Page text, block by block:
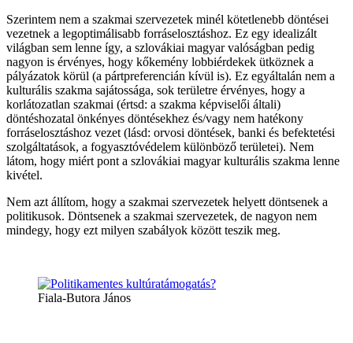
Szerintem nem a szakmai szervezetek minél kötetlenebb döntései
vezetnek a legoptimálisabb forráselosztáshoz. Ez egy idealizált
világban sem lenne így, a szlovákiai magyar valóságban pedig
nagyon is érvényes, hogy kőkemény lobbiérdekek ütköznek a
pályázatok körül (a pártpreferencián kívül is). Ez egyáltalán nem a
kulturális szakma sajátossága, sok területre érvényes, hogy a
korlátozatlan szakmai (értsd: a szakma képviselői általi)
döntéshozatal önkényes döntésekhez és/vagy nem hatékony
forráselosztáshoz vezet (lásd: orvosi döntések, banki és befektetési
szolgáltatások, a fogyasztóvédelem különböző területei). Nem
látom, hogy miért pont a szlovákiai magyar kulturális szakma lenne
kivétel.
Nem azt állítom, hogy a szakmai szervezetek helyett döntsenek a
politikusok. Döntsenek a szakmai szervezetek, de nagyon nem
mindegy, hogy ezt milyen szabályok között teszik meg.
Fiala-Butora János